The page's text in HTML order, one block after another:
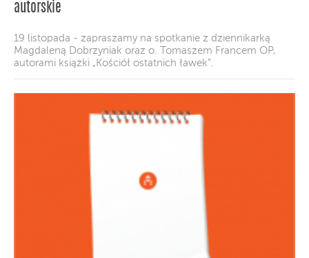
autorskie
19 listopada - zapraszamy na spotkanie z dziennikarką
Magdaleną Dobrzyniak oraz o. Tomaszem Francem OP,
autorami książki „Kościół ostatnich ławek”.